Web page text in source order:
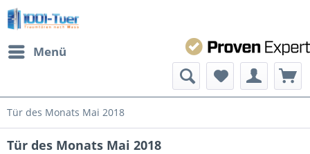
Menü
Tür des Monats Mai 2018
Tür des Monats Mai 2018